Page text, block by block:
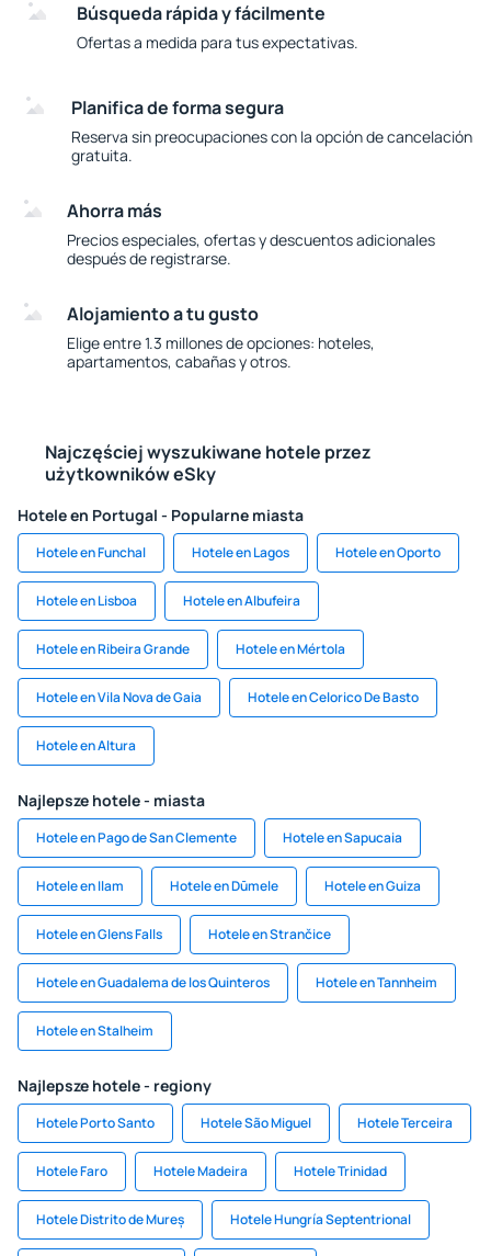
Búsqueda rápida y fácilmente
Ofertas a medida para tus expectativas.
Planifica de forma segura
Reserva sin preocupaciones con la opción de cancelación
gratuita.
Ahorra más
Precios especiales, ofertas y descuentos adicionales
después de registrarse.
Alojamiento a tu gusto
Elige entre 1.3 millones de opciones: hoteles,
apartamentos, cabañas y otros.
Najczęściej wyszukiwane hotele przez
użytkowników eSky
Hotele en Portugal - Popularne miasta
Hotele en Funchal Hotele en Lagos Hotele en Oporto
Hotele en Lisboa Hotele en Albufeira
Hotele en Ribeira Grande Hotele en Mértola
Hotele en Vila Nova de Gaia Hotele en Celorico De Basto
Hotele en Altura
Najlepsze hotele - miasta
Hotele en Pago de San Clemente Hotele en Sapucaia
Hotele en Ilam Hotele en Dūmele Hotele en Guiza
Hotele en Glens Falls Hotele en Strančice
Hotele en Guadalema de los Quinteros Hotele en Tannheim
Hotele en Stalheim
Najlepsze hotele - regiony
Hotele Porto Santo Hotele São Miguel Hotele Terceira
Hotele Faro Hotele Madeira Hotele Trinidad
Hotele Distrito de Mureș Hotele Hungría Septentrional